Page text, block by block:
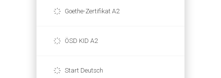
Goethe-Zertifikat A2
ÖSD KID A2
Start Deutsch